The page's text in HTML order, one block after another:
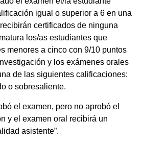
igual o superior a 6 en una
certificados de ninguna
los/as estudiantes que
menores a cinco con 9/10 puntos
y los exámenes orales
de las siguientes calificaciones:
o sobresaliente.
el examen, pero no aprobó el
y el examen oral recibirá un
asistente”.